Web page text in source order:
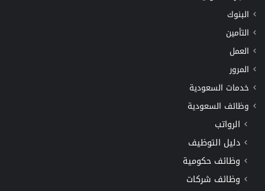
البنوك
التأمين
العمل
المرور
خدمات السعودية
وظائف السعودية
الرواتب
دليل التوظيف
وظائف حكومية
وظائف شركات